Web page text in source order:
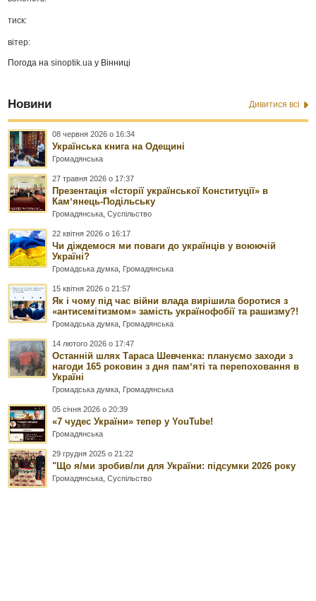
тиск:
вітер:
Погода наsinoptik.ua у Вінниці
Новини Дивитися всі
08 червня 2026 о 16:34
Українська книга на Одещині
Громадянська
27 травня 2026 о 17:37
Презентація «Історії української Конституції» в
Камʼянець-Подільську
Громадянська ,Суспільство
22 квітня 2026 о 16:17
Чи діждемося ми поваги до українців у воюючій
Україні?
Громадська думка Громадянська
15 квітня 2026 о 21:57
Як і чому під час війни влада вирішила боротися з
«антисемітизмом» замість українофобії та рашизму?!
Громадська думка Громадянська
14 лютого 2026 о 17:47
Останній шлях Тараса Шевченка: плануємо заходи з
нагоди 165 роковин з дня памʼяті та перепоховання в
Україні
Громадська думка Громадянська
05 січня 2026 о 20:39
«7 чудес України» тепер у YouTube!
Громадянська
29 грудня 2025 о 21:22
"Що я/ми зробив/ли для України: підсумки 2026 року
Громадянська ,Суспільство